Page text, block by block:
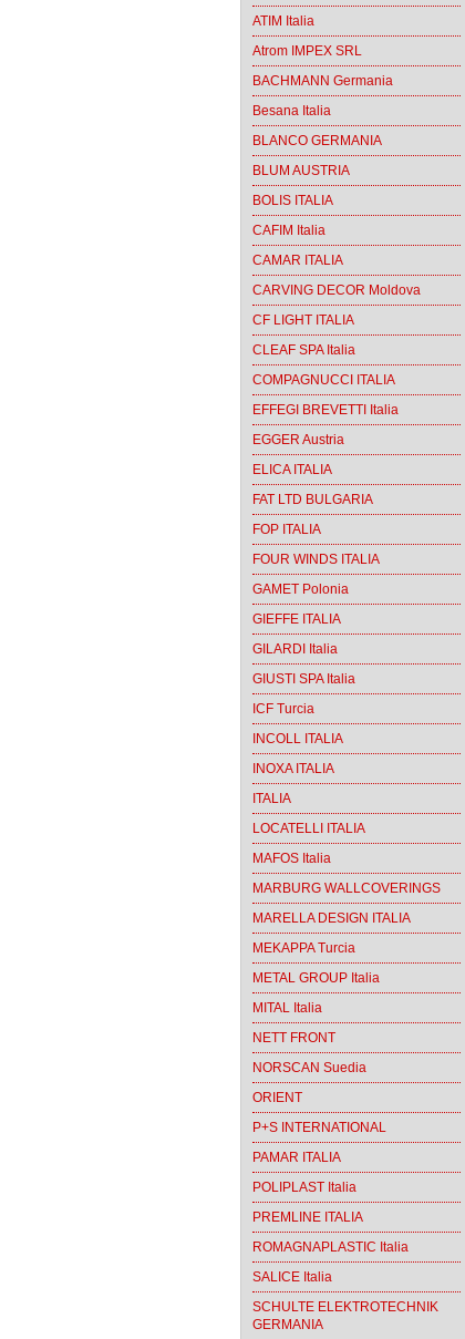
ATIM Italia
Atrom IMPEX SRL
BACHMANN Germania
Besana Italia
BLANCO GERMANIA
BLUM AUSTRIA
BOLIS ITALIA
CAFIM Italia
CAMAR ITALIA
CARVING DECOR Moldova
CF LIGHT ITALIA
CLEAF SPA Italia
COMPAGNUCCI ITALIA
EFFEGI BREVETTI Italia
EGGER Austria
ELICA ITALIA
FAT LTD BULGARIA
FOP ITALIA
FOUR WINDS ITALIA
GAMET Polonia
GIEFFE ITALIA
GILARDI Italia
GIUSTI SPA Italia
ICF Turcia
INCOLL ITALIA
INOXA ITALIA
ITALIA
LOCATELLI ITALIA
MAFOS Italia
MARBURG WALLCOVERINGS
MARELLA DESIGN ITALIA
MEKAPPA Turcia
METAL GROUP Italia
MITAL Italia
NETT FRONT
NORSCAN Suedia
ORIENT
P+S INTERNATIONAL
PAMAR ITALIA
POLIPLAST Italia
PREMLINE ITALIA
ROMAGNAPLASTIC Italia
SALICE Italia
SCHULTE ELEKTROTECHNIK
GERMANIA